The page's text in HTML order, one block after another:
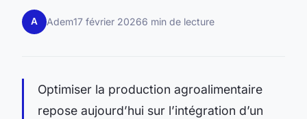
A Adem17 février 20266 min de lecture
Optimiser la production agroalimentaire
repose aujourd’hui sur l’intégration d’un